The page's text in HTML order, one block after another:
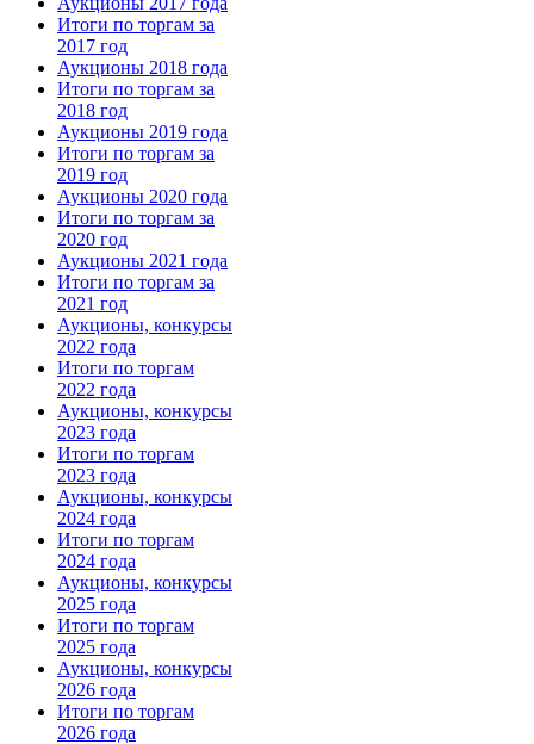
Итоги по торгам за
2017 год
Аукционы 2018 года
Итоги по торгам за
2018 год
Аукционы 2019 года
Итоги по торгам за
2019 год
Аукционы 2020 года
Итоги по торгам за
2020 год
Аукционы 2021 года
Итоги по торгам за
2021 год
Аукционы, конкурсы
2022 года
Итоги по торгам
2022 года
Аукционы, конкурсы
2023 года
Итоги по торгам
2023 года
Аукционы, конкурсы
2024 года
Итоги по торгам
2024 года
Аукционы, конкурсы
2025 года
Итоги по торгам
2025 года
Аукционы, конкурсы
2026 года
Итоги по торгам
2026 года